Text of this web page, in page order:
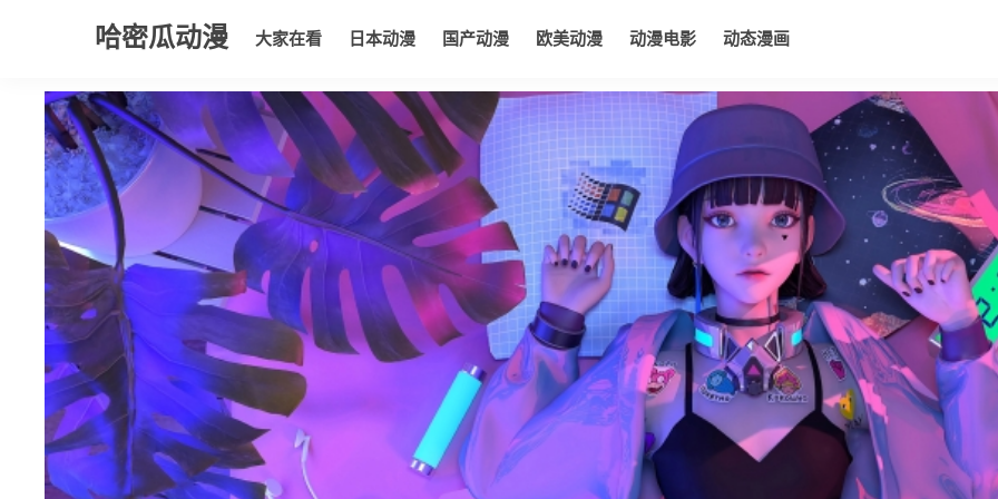
哈密瓜动漫 大家在看 日本动漫 国产动漫 欧美动漫 动漫电影 动态漫画
大家在看 日本动漫 国产动漫 欧美动漫 动漫电影 动态漫画